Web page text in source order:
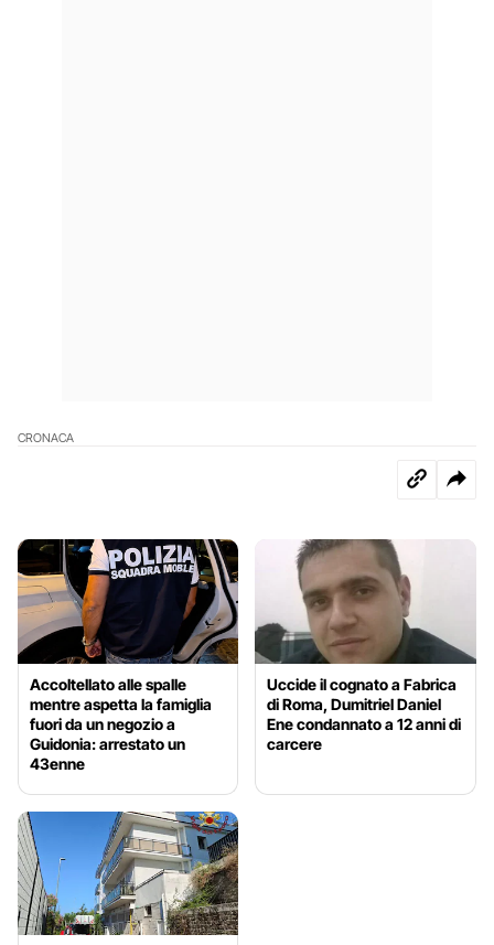
CRONACA
Accoltellato alle spalle
mentre aspetta la famiglia
fuori da un negozio a
Guidonia: arrestato un
43enne
Uccide il cognato a Fabrica
di Roma, Dumitriel Daniel
Ene condannato a 12 anni di
carcere